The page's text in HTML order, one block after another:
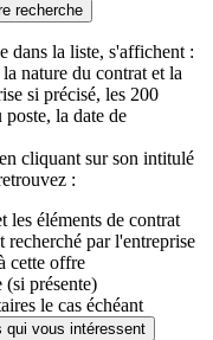
recherche
dans la liste, s'affichent :
nature du contrat et la
si précisé, les 200
la date de
cliquant sur son intitulé
:
les éléments de contrat
par l'entreprise
cette offre
(si présente)
le cas échéant
qui vous intéressent